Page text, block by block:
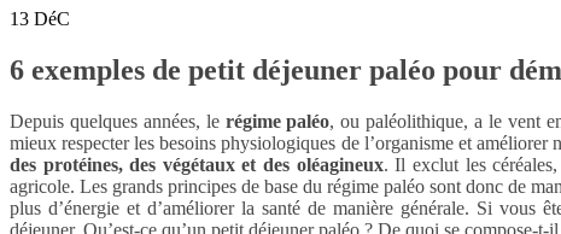
13 DéC
6 exemples de petit déjeuner paléo pour
Depuis quelques années, le régime paléo, ou paléolithique, a le vent
mieux respecter les besoins physiologiques de l’organisme et
des protéines, des végétaux et des oléagineux. Il exclut les
agricole. Les grands principes de base du régime paléo sont donc de
plus d’énergie et d’améliorer la santé de manière générale. Si vous
déjeuner. Qu’est-ce qu’un petit déjeuner paléo ? De quoi se compose-t-